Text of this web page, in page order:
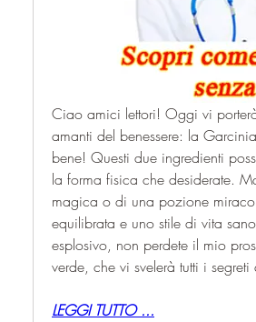
Ciao amici lettori! Oggi vi
amanti del benessere: la
bene! Questi due ingredienti
la forma fisica che desiderate.
magica o di una pozione
equilibrata e uno stile di vita
esplosivo, non perdete il mio
verde, che vi svelerà tutti i
LEGGI TUTTO ...